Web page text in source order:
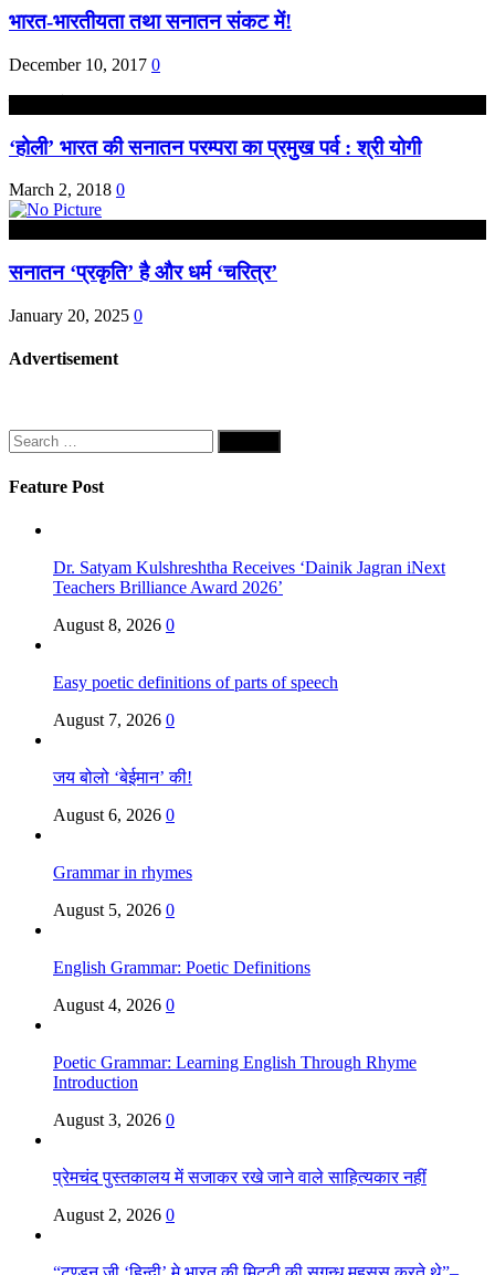
भारत-भारतीयता तथा सनातन संकट में!
December 10, 2017 0
‘होली’ भारत की सनातन परम्परा का प्रमुख पर्व : श्री योगी
March 2, 2018 0
सनातन ‘प्रकृति’ है और धर्म ‘चरित्र’
January 20, 2025 0
Advertisement
Search
for:
Feature Post
Dr. Satyam Kulshreshtha Receives ‘Dainik Jagran iNext
Teachers Brilliance Award 2026’
August 8, 2026 0
Easy poetic definitions of parts of speech
August 7, 2026 0
जय बोलो ‘बेईमान’ की!
August 6, 2026 0
Grammar in rhymes
August 5, 2026 0
English Grammar: Poetic Definitions
August 4, 2026 0
Poetic Grammar: Learning English Through Rhyme
Introduction
August 3, 2026 0
प्रेमचंद पुस्तकालय में सजाकर रखे जाने वाले साहित्यकार नहीं
August 2, 2026 0